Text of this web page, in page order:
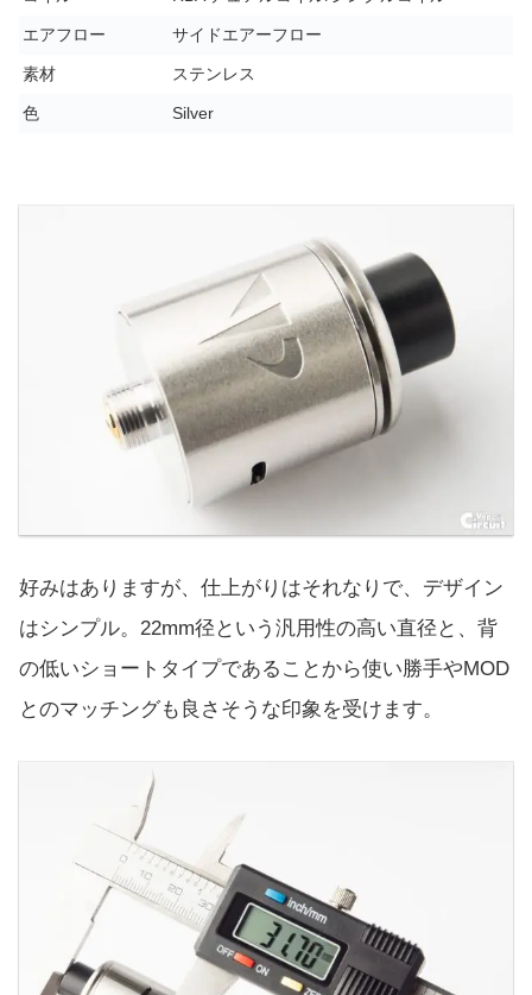
エアフロー サイドエアーフロー
素材 ステンレス
色 Silver
好みはありますが、仕上がりはそれなりで、デザイン
はシンプル。22mm径という汎用性の高い直径と、背
の低いショートタイプであることから使い勝手やMOD
とのマッチングも良さそうな印象を受けます。